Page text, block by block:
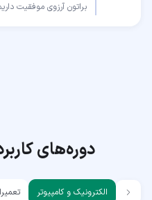
براتون آرزوی موفقیت
دوره‌های
الکترونیک و کامپیوتر